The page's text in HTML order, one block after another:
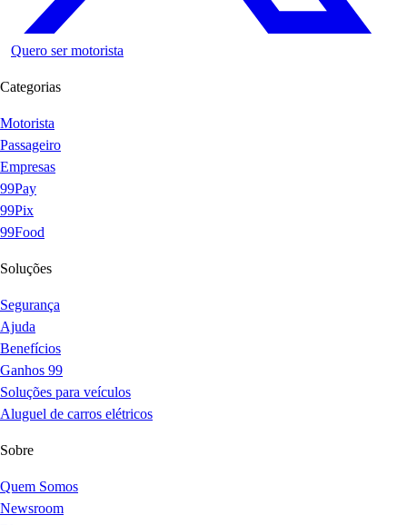
Quero ser motorista
Categorias
Motorista
Passageiro
Empresas
99Pay
99Pix
99Food
Soluções
Segurança
Ajuda
Benefícios
Ganhos 99
Soluções para veículos
Aluguel de carros elétricos
Sobre
Quem Somos
Newsroom